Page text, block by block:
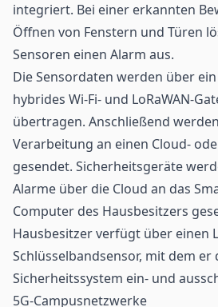
integriert. Bei einer erkannten
Öffnen von Fenstern und Türen
Sensoren einen Alarm aus.
Die Sensordaten werden über
hybrides Wi-Fi- und LoRaWAN-
übertragen. Anschließend
Verarbeitung an einen Cloud-
gesendet. Sicherheitsgeräte
Alarme über die Cloud an das
Computer des Hausbesitzers
Hausbesitzer verfügt über einen
Schlüsselbandsensor, mit dem er
Sicherheitssystem ein- und
5G-Campusnetzwerke